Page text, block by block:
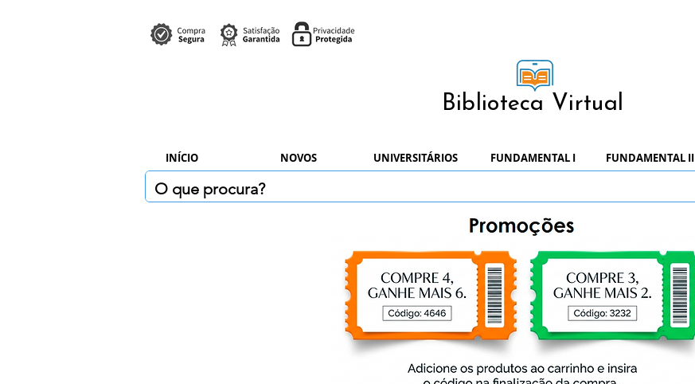
Biblioteca Virtual
INÍCIO NOVOS UNIVERSITÁRIOS FUNDAMENTAL I FUNDAMENTAL II